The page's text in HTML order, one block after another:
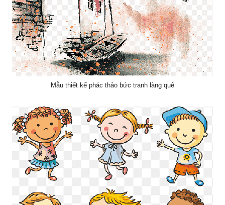
Mẫu thiết kế phác thảo bức tranh làng quê